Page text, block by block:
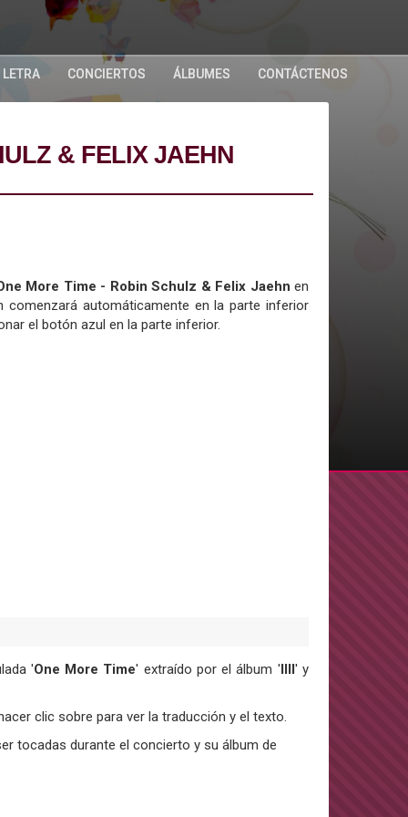
CONCIERTOS ÁLBUMES CONTÁCTENOS
& FELIX JAEHN
More Time - Robin Schulz & Felix Jaehnen
automáticamente en la parte inferior
el botón azul en la parte inferior.
'One More Time' extraído por el álbum 'IIII' y
clic sobre para ver la traducción y el texto.
tocadas durante el concierto y su álbum de